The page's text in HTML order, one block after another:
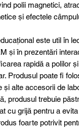
polii magnetici,
și efectele
este util în
și în prezentări
rapidă a polilor
Produsul poate fi
și alte accesorii de
produsul trebuie
cu grijă pentru a
foarte potrivit